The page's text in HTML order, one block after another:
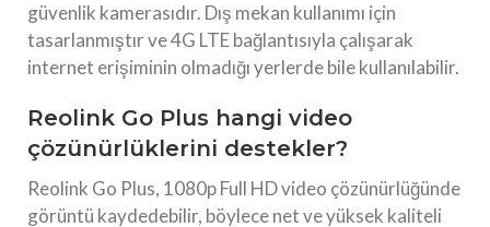
güvenlik kamerasıdır. Dış mekan kullanımı için
tasarlanmıştır ve 4G LTE bağlantısıyla çalışarak
internet erişiminin olmadığı yerlerde bile kullanılabilir.
Reolink Go Plus hangi video
çözünürlüklerini destekler?
Reolink Go Plus, 1080p Full HD video çözünürlüğünde
görüntü kaydedebilir, böylece net ve yüksek kaliteli